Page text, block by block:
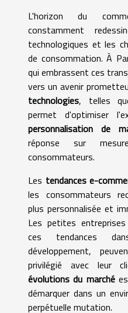
L'horizon du
constamment
technologiques et les
de consommation. À
qui embrassent ces
vers un avenir
technologies, telles
permet d'optimiser
personnalisation de
réponse sur
consommateurs.
Les tendances e-
les consommateurs
plus personnalisée et
Les petites
ces tendances
développement,
privilégié avec leur
évolutions du marché
démarquer dans un
perpétuelle mutation.